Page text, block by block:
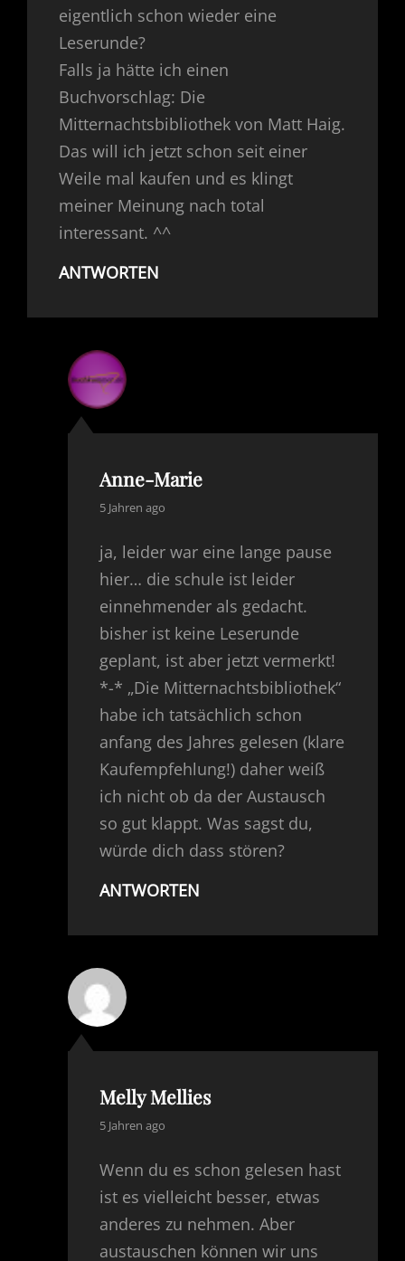
eigentlich schon wieder eine
Leserunde?
Falls ja hätte ich einen
Buchvorschlag: Die
Mitternachtsbibliothek von Matt Haig.
Das will ich jetzt schon seit einer
Weile mal kaufen und es klingt
meiner Meinung nach total
interessant. ^^
ANTWORTEN
Anne-Marie
says:
5 Jahren ago
ja, leider war eine lange pause
hier… die schule ist leider
einnehmender als gedacht.
bisher ist keine Leserunde
geplant, ist aber jetzt vermerkt!
*-* „Die Mitternachtsbibliothek“
habe ich tatsächlich schon
anfang des Jahres gelesen (klare
Kaufempfehlung!) daher weiß
ich nicht ob da der Austausch
so gut klappt. Was sagst du,
würde dich dass stören?
ANTWORTEN
Melly Mellies
says:
5 Jahren ago
Wenn du es schon gelesen hast
ist es vielleicht besser, etwas
anderes zu nehmen. Aber
austauschen können wir uns